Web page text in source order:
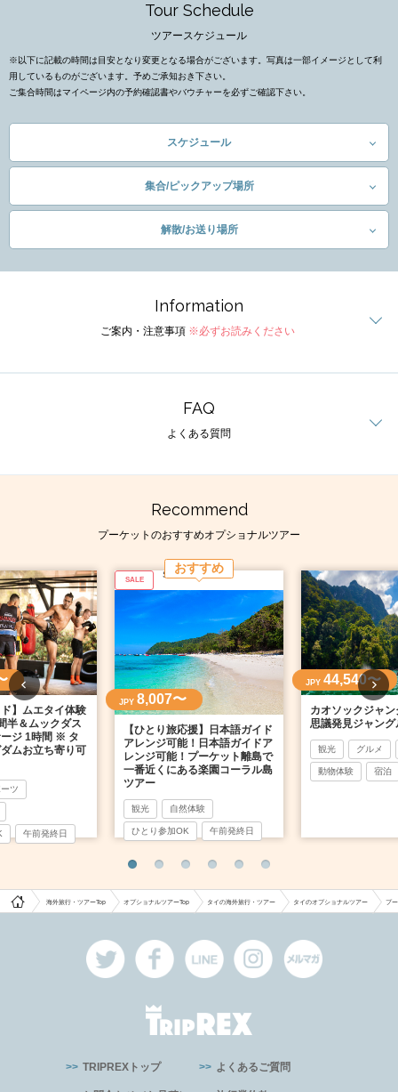
Tour Schedule
ツアースケジュール
※以下に記載の時間は目安となり変更となる場合がございます。写真は一部イメージとして利
用しているものがございます。予めご承知おき下さい。
ご集合時間はマイページ内の予約確認書やバウチャーを必ずご確認下さい。
スケジュール
集合/ピックアップ場所
解散/お送り場所
Information
ご案内・注意事項 ※必ずお読みください
FAQ
よくある質問
Recommend
プーケットのおすすめオプショナルツアー
】ムエタイ体験
半＆ムックダス
ジ 1時間 ※ タ
ムお立ち寄り可
ツ
午前発終日
SALEおすすめ
JPY 8,007〜
【ひとり旅応援】日本語ガイド
アレンジ可能！日本語ガイドア
レンジ可能！プーケット離島で
一番近くにある楽園コーラル島
ツアー
観光 自然体験
ひとり参加OK 午前発終日
JPY 44,540〜
カオソックジャ
思議発見ジャング
観光 グルメ
動物体験 宿泊
海外旅行・ツアーTop オプショナルツアーTop タイの海外旅行・ツアー タイのオプショナルツアー プ
TRIPREXトップ よくあるご質問